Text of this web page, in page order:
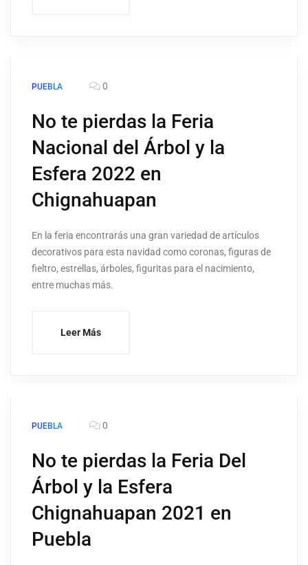
PUEBLA 0
No te pierdas la Feria
Nacional del Árbol y la
Esfera 2022 en
Chignahuapan
En la feria encontrarás una gran variedad de artículos
decorativos para esta navidad como coronas, figuras de
fieltro, estrellas, árboles, figuritas para el nacimiento,
entre muchas más.
Leer Más
PUEBLA 0
No te pierdas la Feria Del
Árbol y la Esfera
Chignahuapan 2021 en
Puebla